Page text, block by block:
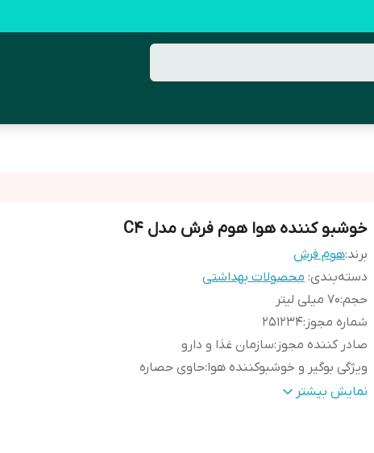
خوشبو کننده هوا هوم فرش مدل C4
برند:هوم فرش
دسته‌بندی: محصولات بهداشتی
حجم:70 میلی لیتر
شماره مجوز :
251234
صادر کننده مجوز :سازمان غذا و دارو
ویژگی بوگیر و خوشبوکننده هوا:حاوی حصاره
سایر
خوشبو کننده ژله ای مناسب برای منزل ، خودرو و
نمایش بیشتر